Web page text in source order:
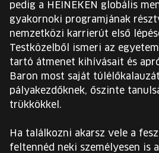
pedig a HEINEKEN globális
gyakornoki programjának
nemzetközi karrierút első
Testközelből ismeri az
tartó átmenet kihívásait és
Baron most saját
pályakezdőknek, őszinte
trükkökkel.
Ha találkozni akarsz vele a
feltennéd neki személyesen is